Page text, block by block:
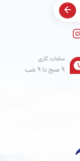
ساعات کاری
9 صبح تا 9 شب